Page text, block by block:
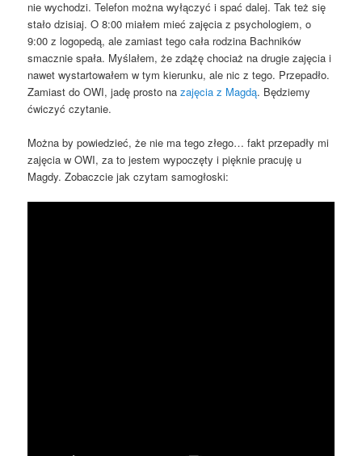
nie wychodzi. Telefon można wyłączyć i spać dalej. Tak też się
stało dzisiaj. O 8:00 miałem mieć zajęcia z psychologiem, o
9:00 z logopedą, ale zamiast tego cała rodzina Bachników
smacznie spała. Myślałem, że zdążę chociaż na drugie zajęcia i
nawet wystartowałem w tym kierunku, ale nic z tego. Przepadło.
Zamiast do OWI, jadę prosto nazajęcia z Magdą. Będziemy
ćwiczyć czytanie.
Można by powiedzieć, że nie ma tego złego… fakt przepadły mi
zajęcia w OWI, za to jestem wypoczęty i pięknie pracuję u
Magdy. Zobaczcie jak czytam samogłoski: